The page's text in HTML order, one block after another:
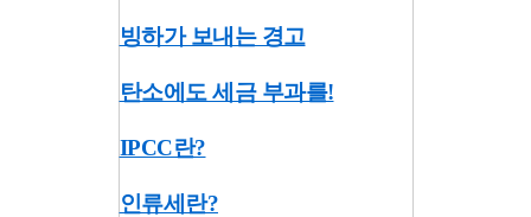
빙하가 보내는 경고
탄소에도 세금 부과를!
IPCC란?
인류세란?